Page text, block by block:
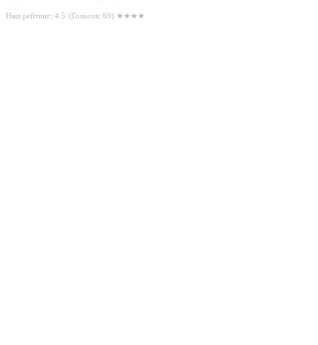
Наш рейтинг: 4.5 (Голосов: 69) ★★★★